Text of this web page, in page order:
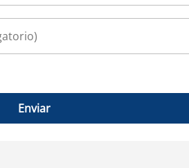
Enviar